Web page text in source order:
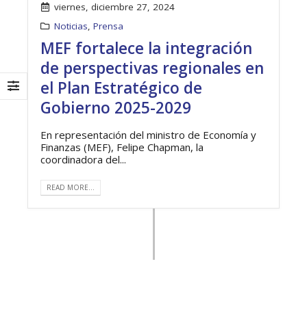
viernes, diciembre 27, 2024
Noticias, Prensa
MEF fortalece la integración
de perspectivas regionales en
el Plan Estratégico de
Gobierno 2025-2029
En representación del ministro de Economía y
Finanzas (MEF), Felipe Chapman, la
coordinadora del...
READ MORE...